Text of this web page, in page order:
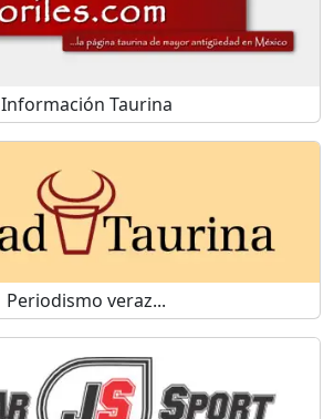
Información Taurina
Periodismo veraz...